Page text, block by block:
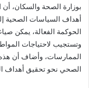
بوزارة الصحة والسكان،
أهداف السياسات الصحية
الحوكمة الفعالة، يمكن
وتستجيب لاحتياجات
الممارسات، وأضاف أن
الصحي نحو تحقيق أهداف